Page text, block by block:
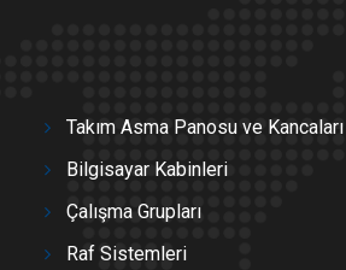
Takım Asma Panosu ve Kancaları
Bilgisayar Kabinleri
Çalışma Grupları
Raf Sistemleri